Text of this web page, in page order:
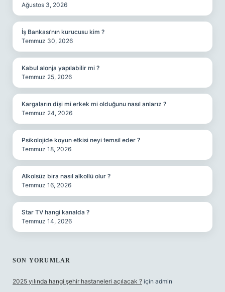
Ağustos 3, 2026
İş Bankası’nın kurucusu kim ?
Temmuz 30, 2026
Kabul alonja yapılabilir mi ?
Temmuz 25, 2026
Kargaların dişi mi erkek mi olduğunu nasıl anlarız ?
Temmuz 24, 2026
Psikolojide koyun etkisi neyi temsil eder ?
Temmuz 18, 2026
Alkolsüz bira nasıl alkollü olur ?
Temmuz 16, 2026
Star TV hangi kanalda ?
Temmuz 14, 2026
SON YORUMLAR
2025 yılında hangi şehir hastaneleri açılacak ? için admin